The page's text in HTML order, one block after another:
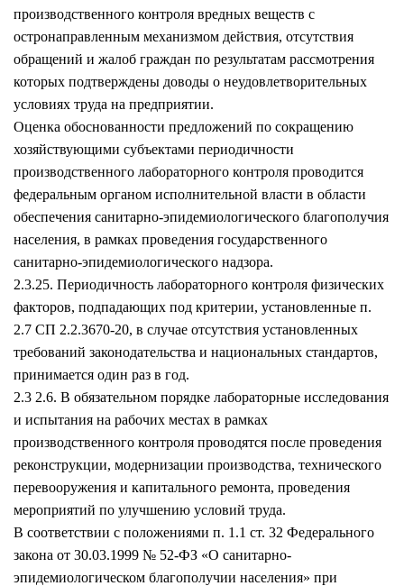
производственного контроля вредных веществ с
остронаправленным механизмом действия, отсутствия
обращений и жалоб граждан по результатам рассмотрения
которых подтверждены доводы о неудовлетворительных
условиях труда на предприятии.
Оценка обоснованности предложений по сокращению
хозяйствующими субъектами периодичности
производственного лабораторного контроля проводится
федеральным органом исполнительной власти в области
обеспечения санитарно-эпидемиологического благополучия
населения, в рамках проведения государственного
санитарно-эпидемиологического надзора.
2.3.25. Периодичность лабораторного контроля физических
факторов, подпадающих под критерии, установленные п.
2.7 СП 2.2.3670-20, в случае отсутствия установленных
требований законодательства и национальных стандартов,
принимается один раз в год.
2.3 2.6. В обязательном порядке лабораторные исследования
и испытания на рабочих местах в рамках
производственного контроля проводятся после проведения
реконструкции, модернизации производства, технического
перевооружения и капитального ремонта, проведения
мероприятий по улучшению условий труда.
В соответствии с положениями п. 1.1 ст. 32 Федерального
закона от 30.03.1999 № 52-ФЗ «О санитарно-
эпидемиологическом благополучии населения» при